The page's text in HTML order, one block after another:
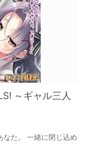
～ギャル三人
なた。 一緒に閉じ込め